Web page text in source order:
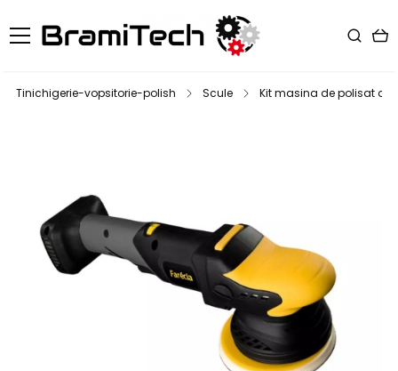
Tinichigerie-vopsitorie-polish Scule Kit masina de polisat